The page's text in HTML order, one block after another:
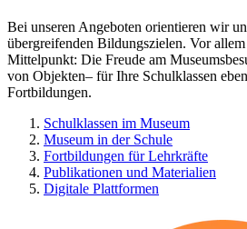
Bei unseren Angeboten orientieren wir
übergreifenden Bildungszielen. Vor allem
Mittelpunkt: Die Freude am
von Objekten– für Ihre Schulklassen
Fortbildungen.
Schulklassen im Museum
Museum in der Schule
Fortbildungen für Lehrkräfte
Publikationen und Materialien
Digitale Plattformen